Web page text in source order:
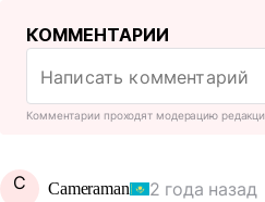
КОММЕНТАРИИ
Комментарии проходят модерацию
C Cameraman 2 года назад